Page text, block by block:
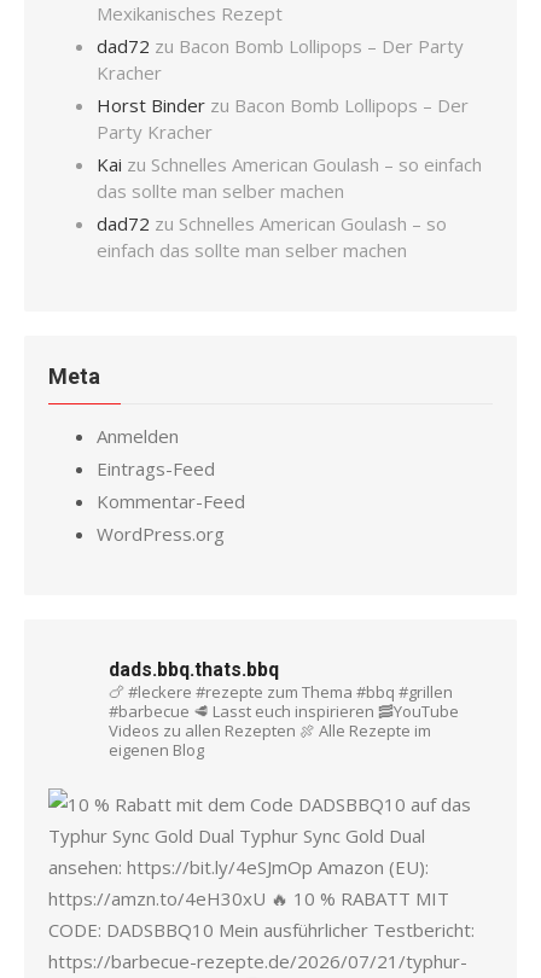
Mexikanisches Rezept
dad72 zu Bacon Bomb Lollipops – Der Party
Kracher
Horst Binder zu Bacon Bomb Lollipops – Der
Party Kracher
Kai zu Schnelles American Goulash – so einfach
das sollte man selber machen
dad72 zu Schnelles American Goulash – so
einfach das sollte man selber machen
Meta
Anmelden
Eintrags-Feed
Kommentar-Feed
WordPress.org
dads.bbq.thats.bbq
🍗 #leckere #rezepte zum Thema #bbq #grillen
#barbecue 🥩 Lasst euch inspirieren 🥓YouTube
Videos zu allen Rezepten 🍖 Alle Rezepte im
eigenen Blog